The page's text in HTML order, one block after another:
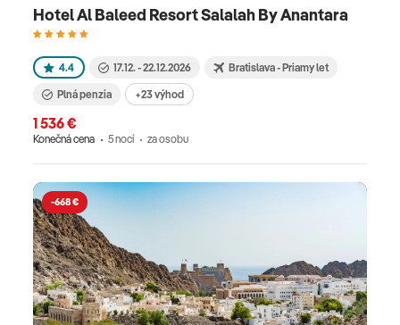
Hotel Al Baleed Resort Salalah By Anantara
4.4 17.12. - 22.12.2026 Bratislava - Priamy let
Plná penzia +23 výhod
1 536 €
Konečná cena 5 nocí za osobu
-668 €